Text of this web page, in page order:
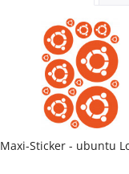
Maxi-Sticker - ubuntu